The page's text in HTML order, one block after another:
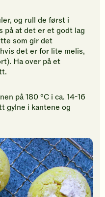
og rull de først i
på at det er et godt lag
som gir det
det er for lite melis,
Ha over på et
på 180 °C i ca. 14-16
gylne i kantene og